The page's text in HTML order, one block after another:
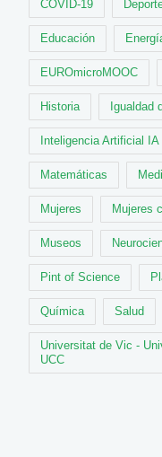
COVID-19
Educación
EUROmicroMOOC
Historia Igualdad
Inteligencia Artificial IA
Matemáticas
Mujeres Mujeres
Museos
Pint of Science
Química Salud
Universitat de Vic -
UCC